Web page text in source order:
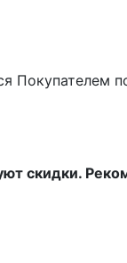
Покупателем
скидки.